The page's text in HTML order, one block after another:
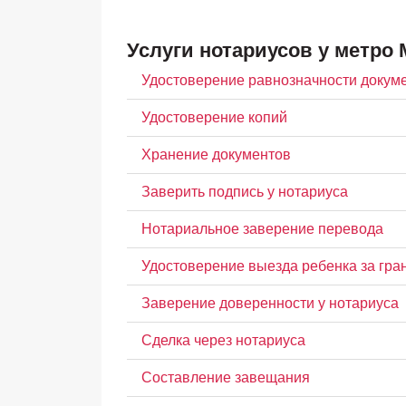
Услуги нотариусов у метро
Удостоверение равнозначности
Удостоверение копий
Хранение документов
Заверить подпись у нотариуса
Нотариальное заверение перевода
Удостоверение выезда ребенка за
Заверение доверенности у нотариуса
Сделка через нотариуса
Составление завещания